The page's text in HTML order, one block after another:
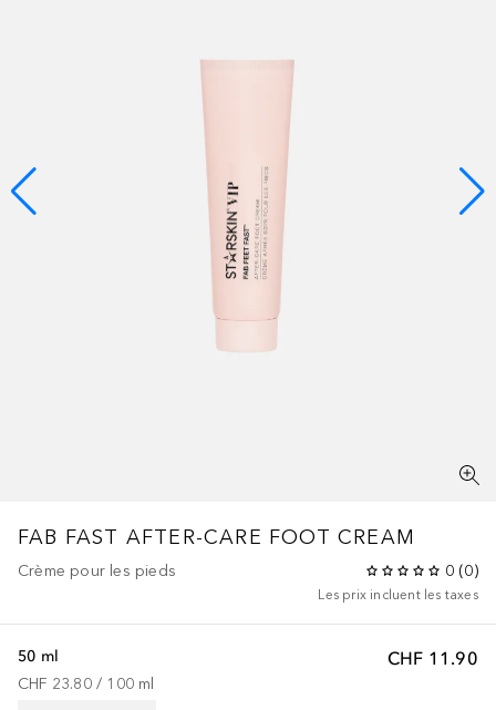
FAB FAST AFTER-CARE FOOT CREAM
Crème pour les pieds 0 (0)
Les prix incluent les taxes
CHF 11.90
50 ml
CHF 23.80 / 100 ml